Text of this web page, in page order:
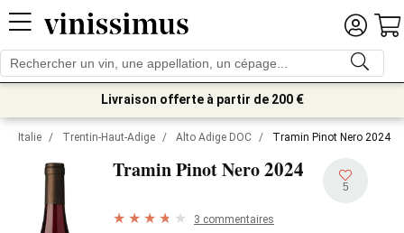
Livraison offerte à partir de 200 €
Italie / Trentin-Haut-Adige / Alto Adige DOC / Tramin Pinot Nero 2024
Tramin Pinot Nero2024
5
3 commentaires